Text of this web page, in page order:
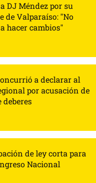
DJ Méndez por su
de Valparaíso: "No
hacer cambios"
a declarar al
por acusación de
de ley corta para
Nacional